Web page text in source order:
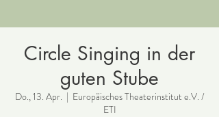
Circle Singing in der
guten Stube
Do., 13. Apr.
  |
Europäisches Theaterinstitut e.V. /
ETI